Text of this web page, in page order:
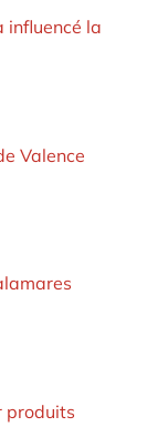
influencé la
Valence
produits